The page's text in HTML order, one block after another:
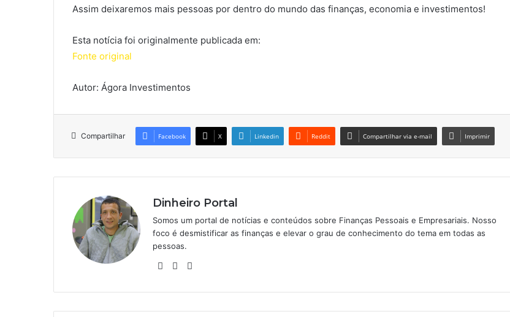
Assim deixaremos mais pessoas por dentro do mundo das finanças, economia e investimentos!
Esta notícia foi originalmente publicada em:
Fonte original
Autor: Ágora Investimentos
Compartilhar Facebook X Linkedin Reddit Compartilhar via e-mail Imprimir
Dinheiro Portal
Somos um portal de notícias e conteúdos sobre Finanças Pessoais e Empresariais. Nosso
foco é desmistificar as finanças e elevar o grau de conhecimento do tema em todas as
pessoas.
WebsiteLinkedin